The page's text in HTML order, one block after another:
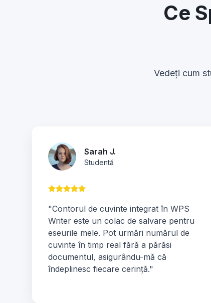
Ce
Vedeți cum
Sarah J.
Studentă
"Contorul de cuvinte integrat în WPS
Writer este un colac de salvare pentru
eseurile mele. Pot urmări numărul de
cuvinte în timp real fără a părăsi
documentul, asigurându-mă că
îndeplinesc fiecare cerință."